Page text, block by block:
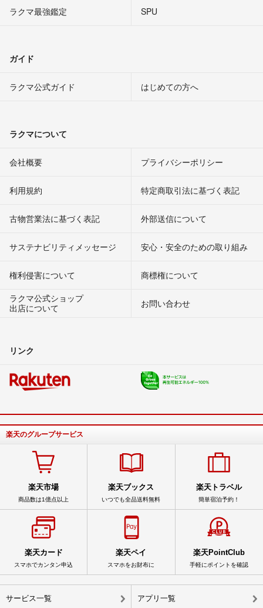
ラクマ最強鑑定
SPU
ガイド
ラクマ公式ガイド はじめての方へ
ラクマについて
会社概要 プライバシーポリシー
利用規約 特定商取引法に基づく表記
古物営業法に基づく表記 外部送信について
サステナビリティメッセージ 安心・安全のための取り組み
権利侵害について
商標権について
ラクマ公式ショップ
出店について
お問い合わせ
リンク
楽天のグループサービス
楽天市場
商品数は1億点以上
楽天ブックス
いつでも全品送料無料
楽天トラベル
簡単宿泊予約！
楽天カード
スマホでカンタン申込
楽天ペイ
スマホをお財布に
楽天PointClub
手軽にポイントを確認
サービス一覧 アプリ一覧